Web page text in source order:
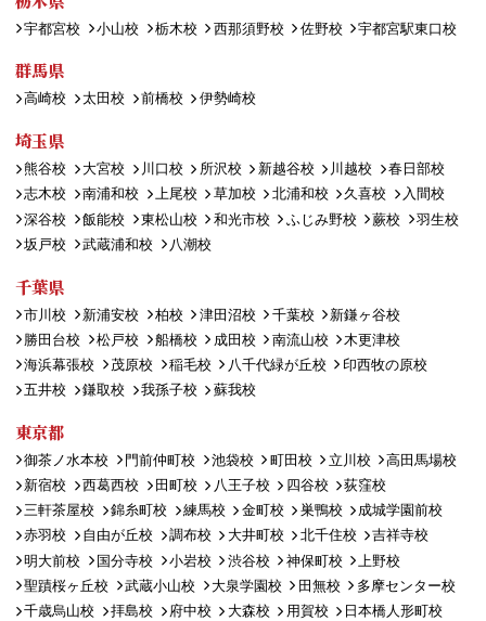
宇都宮校 小山校 栃木校 西那須野校 佐野校 宇都宮駅東口校
群馬県
高崎校 太田校 前橋校 伊勢崎校
埼玉県
熊谷校 大宮校 川口校 所沢校 新越谷校 川越校
春日部校
志木校
南浦和校 上尾校 草加校 北浦和校 久喜校
入間校
深谷校
飯能校 東松山校 和光市校 ふじみ野校 蕨校
羽生校
坂戸校
武蔵浦和校 八潮校
千葉県
市川校 新浦安校 柏校 津田沼校 千葉校
新鎌ヶ谷校
勝田台校
松戸校 船橋校 成田校 南流山校
木更津校
海浜幕張校
茂原校 稲毛校 八千代緑が丘校
印西牧の原校
五井校
鎌取校 我孫子校 蘇我校
東京都
御茶ノ水本校 門前仲町校 池袋校 町田校 立川校
高田馬場校
新宿校
西葛西校 田町校 八王子校 四谷校
荻窪校
三軒茶屋校
錦糸町校 練馬校 金町校 巣鴨校
成城学園前校
赤羽校
自由が丘校 調布校 大井町校 北千住校
吉祥寺校
明大前校
国分寺校 小岩校 渋谷校 神保町校
上野校
聖蹟桜ヶ丘校
武蔵小山校 大泉学園校 田無校
多摩センター校
千歳烏山校
拝島校 府中校 大森校 用賀校
日本橋人形町校